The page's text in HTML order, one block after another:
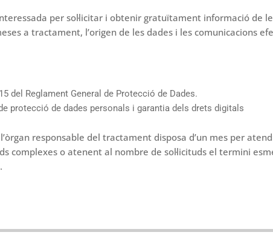
per sol·licitar i obtenir gratuïtament informació de
a tractament, l’origen de les dades i les comunicacions
Reglament General de Protecció de Dades.
protecció de dades personals i garantia dels drets digitals
responsable del tractament disposa d’un mes per
complexes o atenent al nombre de sol·licituds el termini